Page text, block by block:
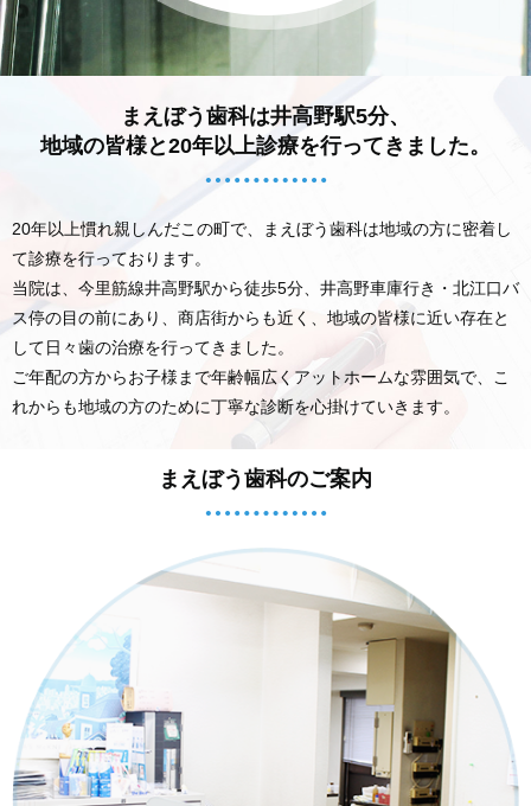
まえぼう歯科は井高野駅5分、
地域の皆様と20年以上診療を行ってきました。
20年以上慣れ親しんだこの町で、まえぼう歯科は地域の方に密着し
て診療を行っております。
当院は、今里筋線井高野駅から徒歩5分、井高野車庫行き・北江口バ
ス停の目の前にあり、 商店街からも近く、地域の皆様に近い存在と
して日々歯の治療を行ってきました。
ご年配の方からお子様まで年齢幅広くアットホームな雰囲気で、こ
れからも地域の方のために丁寧な診断を心掛けていきます。
まえぼう歯科のご案内